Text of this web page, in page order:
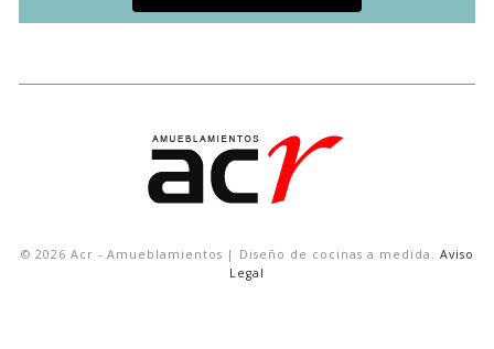
© 2026 Acr - Amueblamientos | Diseño de cocinas a medida. Aviso
Legal